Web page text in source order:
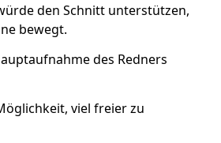
den Schnitt unterstützen,
bewegt.
des Redners
viel freier zu